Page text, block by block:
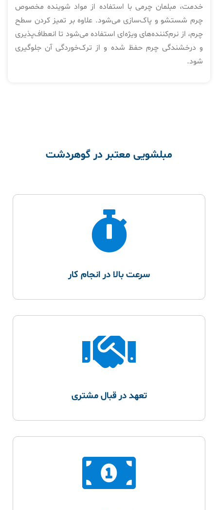
خدمت، مبلمان چرمی با استفاده از مواد شوینده مخصوص
چرم شستشو و پاک‌سازی می‌شود. علاوه بر تمیز کردن سطح
چرم، از نرم‌کننده‌های ویژه‌ای استفاده می‌شود تا انعطاف‌پذیری
و درخشندگی چرم حفظ شده و از ترک‌خوردگی آن جلوگیری
شود.
مبلشویی معتبر در گوهردشت
سرعت بالا در انجام کار
تعهد در قبال مشتری